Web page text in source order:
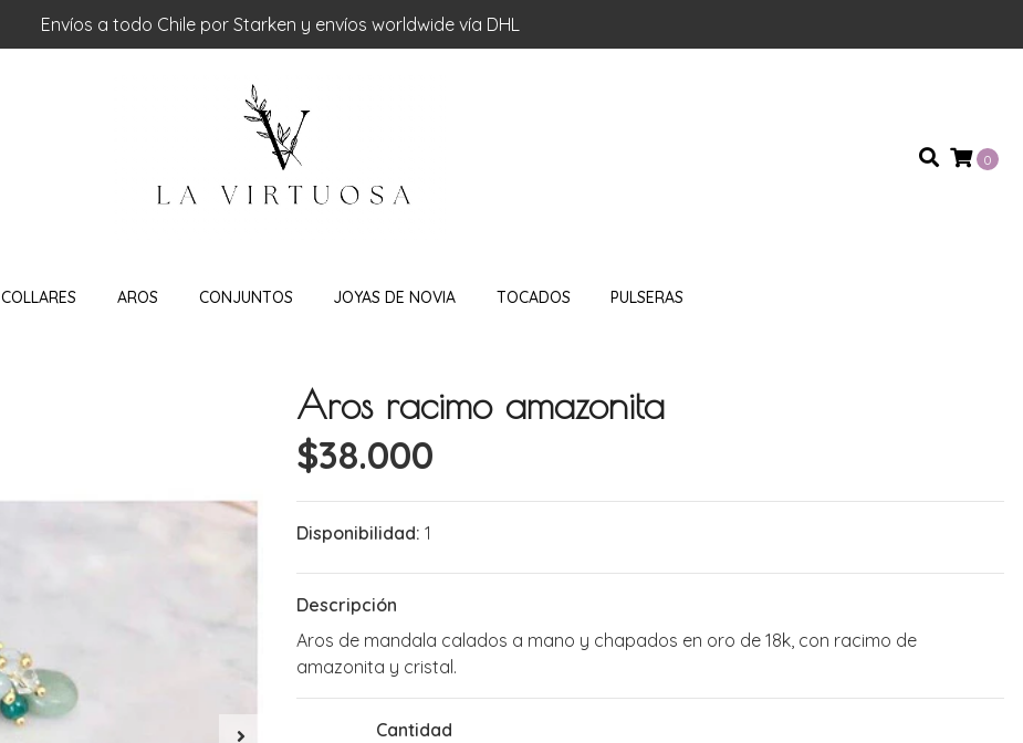
Envíos a todo Chile por Starken y envíos worldwide vía DHL
0
COLLARES AROS CONJUNTOS JOYAS DE NOVIA TOCADOS PULSERAS
Aros racimo amazonita
$38.000
Disponibilidad: 1
Descripción
Aros de mandala calados a mano y chapados en oro de 18k, con racimo de
amazonita y cristal.
Cantidad